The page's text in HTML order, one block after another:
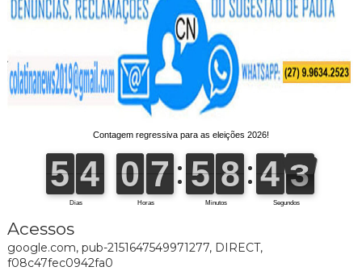
Acessos
google.com, pub-2151647549971277, DIRECT,
f08c47fec0942fa0